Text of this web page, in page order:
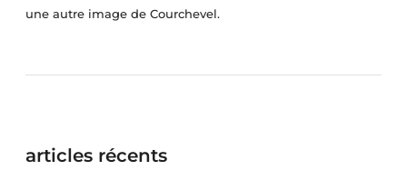
une autre image de Courchevel.
articles récents